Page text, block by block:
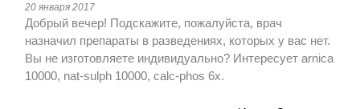
20 января 2017
Добрый вечер! Подскажите, пожалуйста, врач
назначил препараты в разведениях, которых у вас нет.
Вы не изготовляете индивидуально? Интересует arnica
10000, nat-sulph 10000, calc-phos 6x.